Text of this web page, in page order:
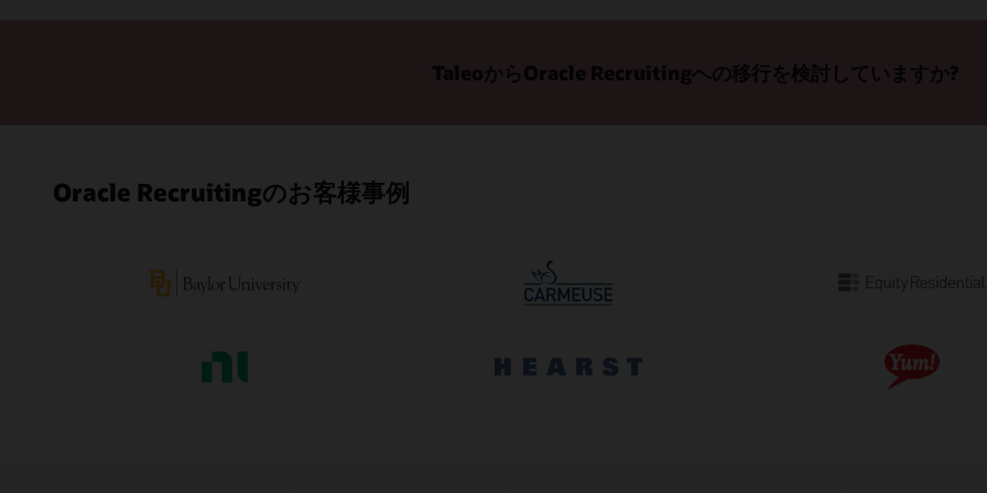
TaleoからOracle Recruitingへの移行を検討していますか?
Oracle Recruitingのお客様事例